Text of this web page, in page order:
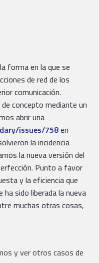
forma en la que se
de red de los
comunicación.
concepto mediante un
abrir una
issues/758en
la incidencia
la nueva versión del
Punto a favor
y la eficiencia que
sido liberada la nueva
muchas otras cosas,
y ver otros casos de